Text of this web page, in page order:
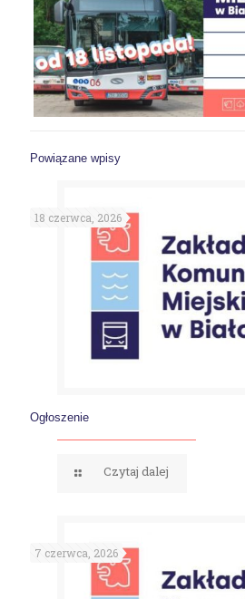
Powiązane wpisy
18 czerwca, 2026
Ogłoszenie
Czytaj dalej
7 czerwca, 2026